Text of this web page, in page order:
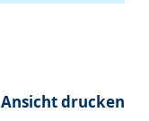
Ansicht drucken